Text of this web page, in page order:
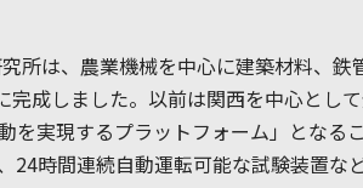
所は、農業機械を中心に建築材料、
完成しました。以前は関西を中心とし
を実現するプラットフォーム」とな
24時間連続自動運転可能な試験装置な